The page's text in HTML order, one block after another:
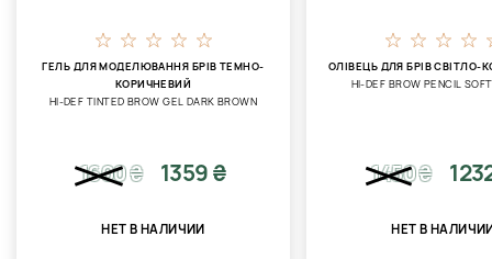
ГЕЛЬ ДЛЯ МОДЕЛЮВАННЯ БРІВ ТЕМНО-
КОРИЧНЕВИЙ
HI-DEF TINTED BROW GEL DARK BROWN
1600₴ 1359 ₴
НЕТ В НАЛИЧИИ
ОЛІВЕЦЬ ДЛЯ БРІВ СВІТЛО-
HI-DEF BROW PENCIL
1450₴
НЕТ В